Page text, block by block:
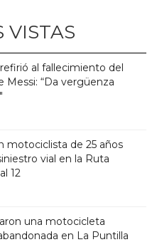
VISTAS
al fallecimiento del
Messi: “Da vergüenza
motociclista de 25 años
vial en la Ruta
12
una motocicleta
en La Puntilla